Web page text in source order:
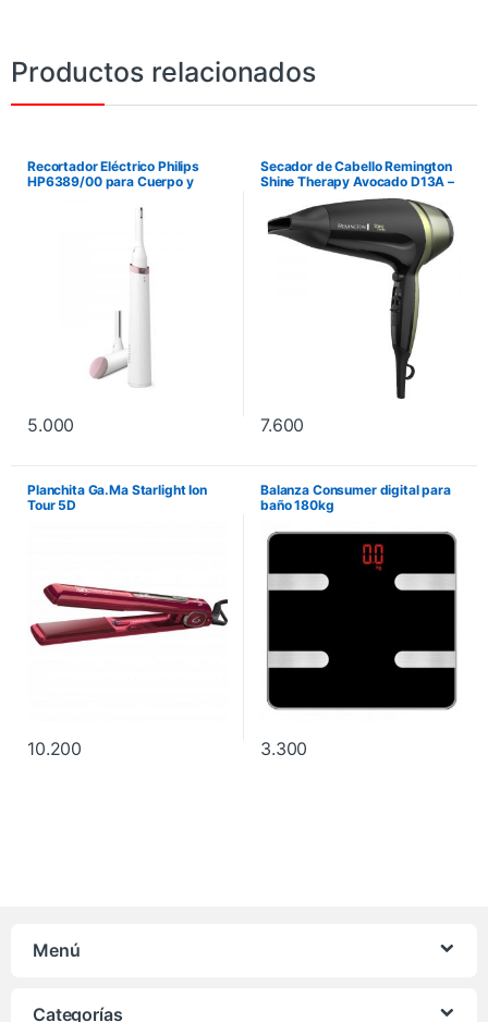
Productos relacionados
Recortador Eléctrico Philips
HP6389/00 para Cuerpo y
5.000
Secador de Cabello Remington
Shine Therapy Avocado D13A –
7.600
Planchita Ga.Ma Starlight Ion
Tour 5D
10.200
Balanza Consumer digital para
baño 180kg
3.300
Menú
Categorías